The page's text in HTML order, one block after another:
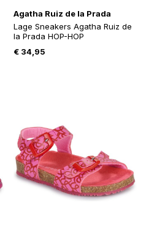
Agatha Ruiz de la Prada
Lage Sneakers Agatha Ruiz de
la Prada HOP-HOP
€34,95